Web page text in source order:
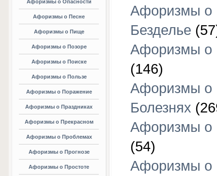
Афоризмы о Опасности
Афоризмы о Песне
Афоризмы о Пище
Афоризмы о Позоре
Афоризмы о Поиске
Афоризмы о Пользе
Афоризмы о Поражение
Афоризмы о Праздниках
Афоризмы о Прекрасном
Афоризмы о Проблемах
Афоризмы о Прогнозе
Афоризмы о Простоте
Афоризмы о
Безделье
Афоризмы о
(146)
Афоризмы о
Болезнях
Афоризмы о
(54)
Афоризмы о